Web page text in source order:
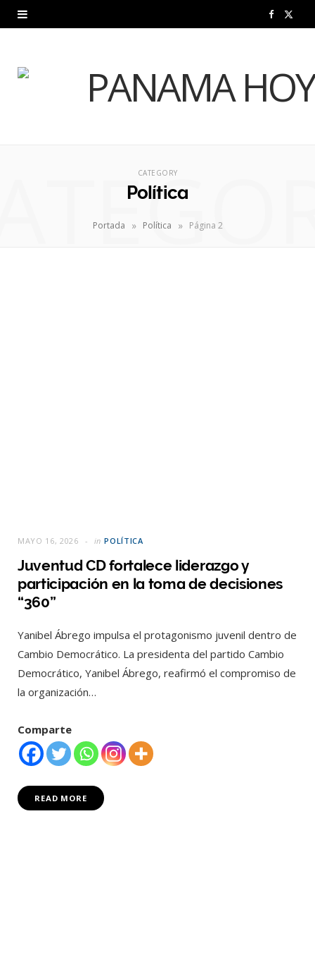
F
e w
CATEGORY
Política
Portada » Política » Página 2
MAYO 16, 2026 in POLÍTICA
Juventud CD fortalece liderazgo y
participación en la toma de decisiones
“360”
Yanibel Ábrego impulsa el protagonismo juvenil dentro de
Cambio Democrático. La presidenta del partido Cambio
Democrático, Yanibel Ábrego, reafirmó el compromiso de
la organización…
Comparte
READ MORE